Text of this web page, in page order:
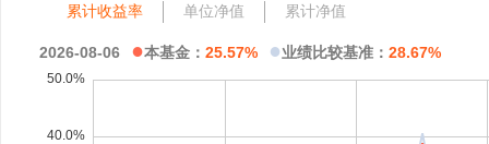
累计收益率 单位净值 累计净值
2026-08-06 ●本基金： 25.57% ●业绩比较基准： 28.67%